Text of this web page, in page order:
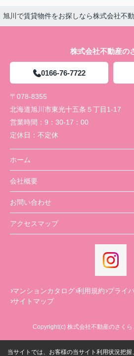
旭川で賃貸物件をお探しなら株式会社不
株式会社不動産の
0166-76-7722
〒078-8355
北海道旭川市東光十五条５丁目1-17
営業時間： 9：30-17：00
定休日： 不定休
ホーム
会社概要
お問い合わせ
アクセスマップ
マンションカタログ 利用規約 プライ
サイトマップ
Copyright(c) 株式会社不動産のさく
当サイトでは、お客様の当サイト利用状況把